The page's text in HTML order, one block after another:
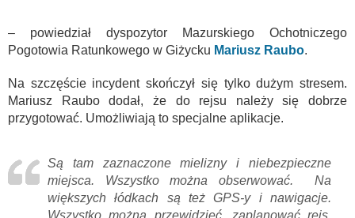
– powiedział dyspozytor Mazurskiego Ochotniczego
Pogotowia Ratunkowego w Giżycku Mariusz Raubo.
Na szczęście incydent skończył się tylko dużym stresem.
Mariusz Raubo dodał, że do rejsu należy się dobrze
przygotować. Umożliwiają to specjalne aplikacje.
Są tam zaznaczone mielizny i niebezpieczne
miejsca. Wszystko można obserwować. Na
większych łódkach są też GPS-y i nawigacje.